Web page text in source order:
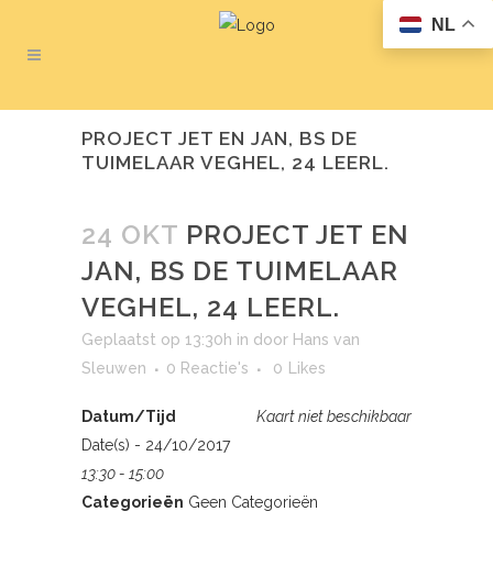
PROJECT JET EN JAN, BS DE
TUIMELAAR VEGHEL, 24 LEERL.
24 OKT PROJECT JET EN
JAN, BS DE TUIMELAAR
VEGHEL, 24 LEERL.
Geplaatst op 13:30h in door Hans van
Sleuwen
0 Reactie's 0 Likes
Kaart niet beschikbaar
Datum/Tijd
Date(s) - 24/10/2017
13:30 - 15:00
Categorieën Geen Categorieën
NL